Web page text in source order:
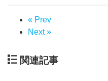
« Prev
Next »
関連記事